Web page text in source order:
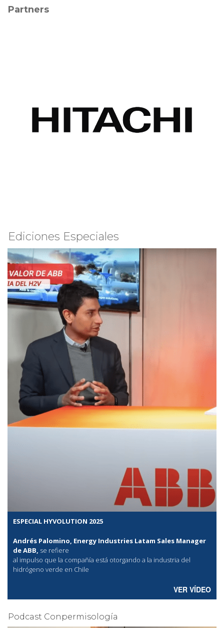
Partners
Ediciones Especiales
ESPECIAL HYVOLUTION 2025
Andrés Palomino, Energy Industries Latam Sales Manager
de ABB, se refiere
al impulso que la compañía está otorgando a la industria del
hidrógeno verde en Chile
VER VÍDEO
Podcast Conpermisología